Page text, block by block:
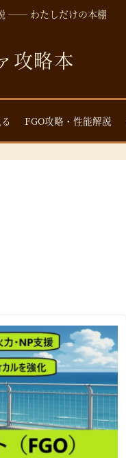
── わたしだけの本棚
攻略本
FGO攻略・性能解説